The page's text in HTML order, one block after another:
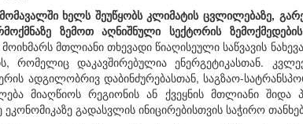
ხელს შეუწყობს კლიმატის ცვლილებაზე,
ზემოთ აღნიშნული სექტორის ზემოქმედების
მთლიანი თხევადი წიაღისეული საწვავის
დაკავშირებულია ენერგეტიკასთან.
ადგილობრივ დაბინძურებასთან, საგზაო-
მიაღწიოს რეგიონის ან ქვეყნის მთლიანი
გადასვლის ინიცირებისთვის საჭირო